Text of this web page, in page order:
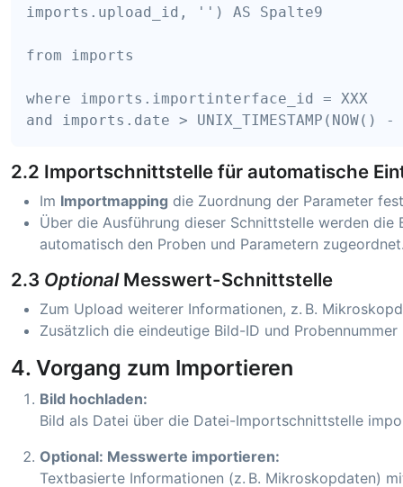
imports.upload_id, '') AS Spalte9
from imports
where imports.importinterface_id = XXX
2.2 Importschnittstelle für automatische
Im Importmapping die Zuordnung der Parameter
Über die Ausführung dieser Schnittstelle werden die
automatisch den Proben und Parametern
2.3 OptionalMesswert-Schnittstelle
Zum Upload weiterer Informationen, z. B.
Zusätzlich die eindeutige Bild-ID und Probennummer
4. Vorgang zum Importieren
Bild hochladen:
Bild als Datei über die Datei-Importschnittstelle
Optional: Messwerte importieren:
Textbasierte Informationen (z. B. Mikroskopdaten)